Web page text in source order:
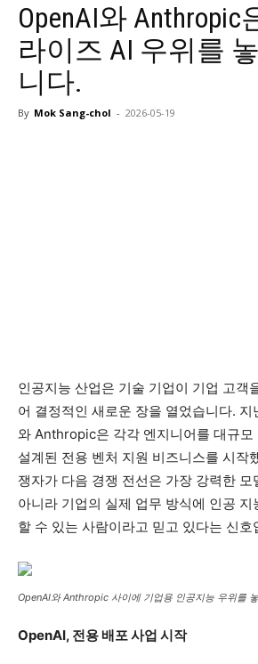
OpenAI와 Anthropic
라이즈 AI 우위를
니다.
By Mok Sang-chol - 2026-05-19
인공지능 산업은 기술 기업이 기업 고객
어 결정적인 새로운 장을 열었습니다.
와 Anthropic은 각각 엔지니어를 대규모
설계된 전용 벤처 지원 비즈니스를 시작
쟁자가 다음 경쟁 전선은 가장 강력한 모
아니라 기업의 실제 업무 방식에 인공
할 수 있는 사람이라고 믿고 있다는 신호
OpenAI와 Anthropic 사이에 기업용 인공지능 우위를
OpenAI, 전용 배포 사업 시작